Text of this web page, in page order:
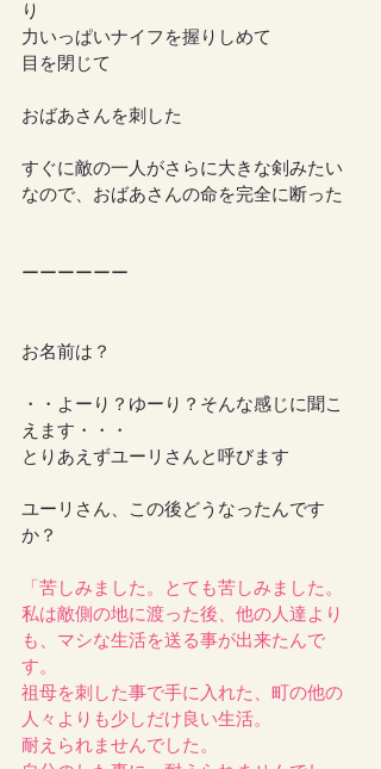
り
力いっぱいナイフを握りしめて
目を閉じて
おばあさんを刺した
すぐに敵の一人がさらに大きな剣みたい
なので、おばあさんの命を完全に断った
ーーーーーー
お名前は？
・・よーり？ゆーり？そんな感じに聞こ
えます・・・
とりあえずユーリさんと呼びます
ユーリさん、この後どうなったんです
か？
「苦しみました。とても苦しみました。
私は敵側の地に渡った後、他の人達より
も、マシな生活を送る事が出来たんで
す。
祖母を刺した事で手に入れた、町の他の
人々よりも少しだけ良い生活。
耐えられませんでした。